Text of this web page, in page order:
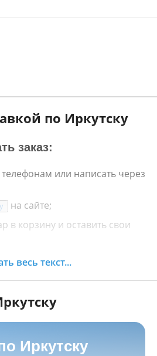
по Иркутску
заказ:
или написать через
на сайте;
в корзину и оставить свои
с Вами в течение 30
картой, кредитной
ХАЛВА в кассе нашего
весь текст...
Иркутску